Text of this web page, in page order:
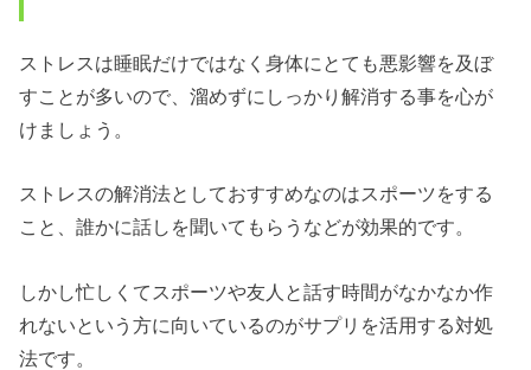
ストレスは睡眠だけではなく身体にとても悪影響を及ぼ
すことが多いので、溜めずにしっかり解消する事を心が
けましょう。
ストレスの解消法としておすすめなのはスポーツをする
こと、誰かに話しを聞いてもらうなどが効果的です。
しかし忙しくてスポーツや友人と話す時間がなかなか作
れないという方に向いているのがサプリを活用する対処
法です。